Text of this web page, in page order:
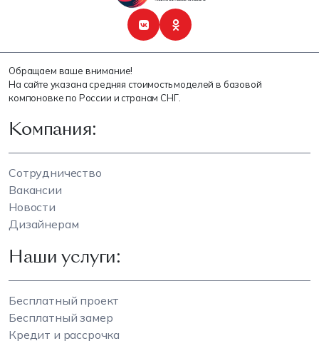
Обращаем ваше внимание!
На сайте указана средняя стоимость моделей в базовой
компоновке по России и странам СНГ.
Компания:
Сотрудничество
Вакансии
Новости
Дизайнерам
Наши услуги:
Бесплатный проект
Бесплатный замер
Кредит и рассрочка